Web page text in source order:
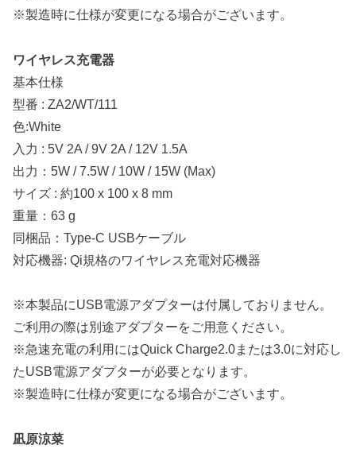
※製造時に仕様が変更になる場合がございます。
ワイヤレス充電器
基本仕様
型番 : ZA2/WT/111
色:White
入力 : 5V 2A / 9V 2A / 12V 1.5A
出力：5W / 7.5W / 10W / 15W (Max)
サイズ : 約100 x 100 x 8 mm
重量：63 g
同梱品：Type-C USBケーブル
対応機器: Qi規格のワイヤレス充電対応機器
※本製品にUSB電源アダプターは付属しておりません。
ご利用の際は別途アダプターをご用意ください。
※急速充電の利用にはQuick Charge2.0または3.0に対応し
たUSB電源アダプターが必要となります。
※製造時に仕様が変更になる場合がございます。
凪原涼菜